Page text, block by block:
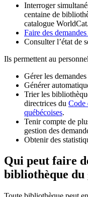
Interroger
centaine de
catalogue WorldCat.
Faire des
Consulter l’état de
Ils permettent au
Gérer les
Générer
Trier les
directrices du Code
québécoises.
Tenir compte de
gestion des
Obtenir des
Qui peut faire
bibliothèque du